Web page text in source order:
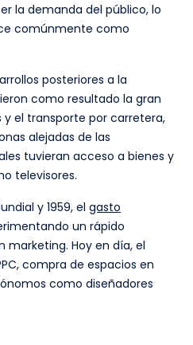
la demanda del público, lo
comúnmente como
posteriores a la
como resultado la gran
y el transporte por carretera,
alejadas de las
tuvieran acceso a bienes y
televisores.
y 1959, el gasto
un rápido
marketing. Hoy en día, el
compra de espacios en
como diseñadores